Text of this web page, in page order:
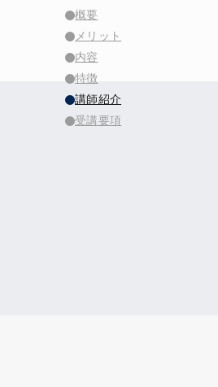
概要
メリット
内容
特徴
講師紹介
受講要項